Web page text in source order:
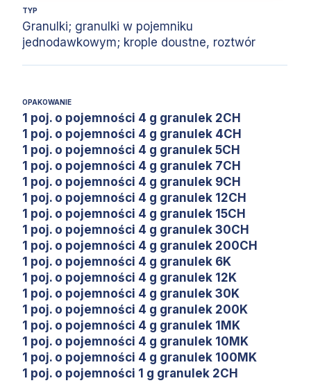
TYP
Granulki; granulki w pojemniku
jednodawkowym; krople doustne, roztwór
OPAKOWANIE
1 poj. o pojemności 4 g granulek 2CH
1 poj. o pojemności 4 g granulek 4CH
1 poj. o pojemności 4 g granulek 5CH
1 poj. o pojemności 4 g granulek 7CH
1 poj. o pojemności 4 g granulek 9CH
1 poj. o pojemności 4 g granulek 12CH
1 poj. o pojemności 4 g granulek 15CH
1 poj. o pojemności 4 g granulek 30CH
1 poj. o pojemności 4 g granulek 200CH
1 poj. o pojemności 4 g granulek 6K
1 poj. o pojemności 4 g granulek 12K
1 poj. o pojemności 4 g granulek 30K
1 poj. o pojemności 4 g granulek 200K
1 poj. o pojemności 4 g granulek 1MK
1 poj. o pojemności 4 g granulek 10MK
1 poj. o pojemności 4 g granulek 100MK
1 poj. o pojemności 1 g granulek 2CH